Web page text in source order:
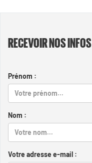
RECEVOIR NOS INFOS
Prénom :
Nom :
Votre adresse e-mail :